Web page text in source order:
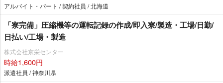
アルバイト・パート / 契約社員 / 北海道
「寮完備」圧縮機等の運転記録の作成/即入寮/製造・工場/日勤/
日払い/工場・製造
株式会社京栄センター
時給1,600円
派遣社員 / 神奈川県